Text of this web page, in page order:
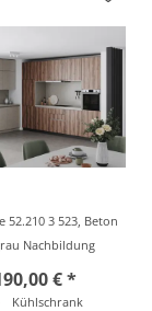
52.210 3 523, Beton
Nachbildung
€ *
Kühlschrank